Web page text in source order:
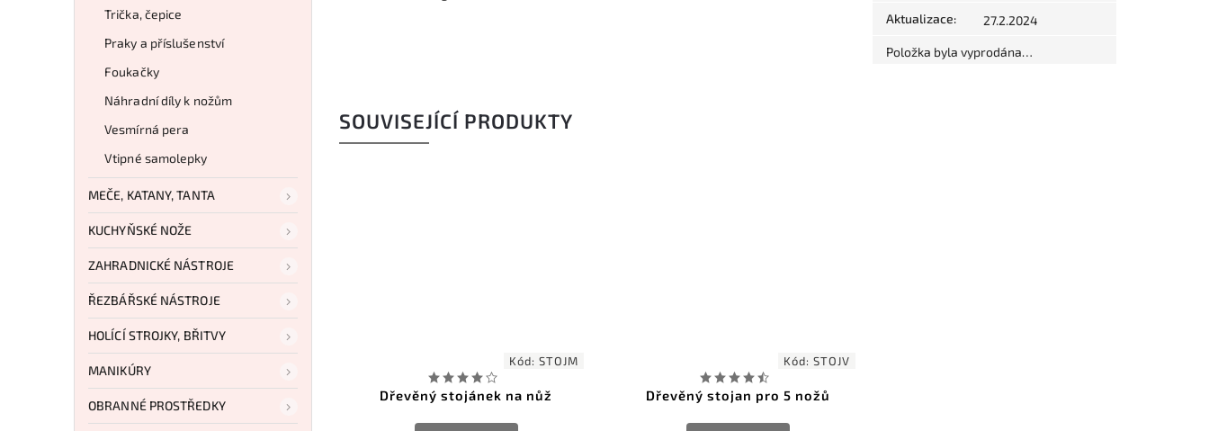
Trička, čepice
Praky a příslušenství
Foukačky
Náhradní díly k nožům
Vesmírná pera
Vtipné samolepky
MEČE, KATANY, TANTA
KUCHYŇSKÉ NOŽE
ZAHRADNICKÉ NÁSTROJE
ŘEZBÁŘSKÉ NÁSTROJE
HOLÍCÍ STROJKY, BŘITVY
MANIKÚRY
OBRANNÉ PROSTŘEDKY
Aktualizace: 27.2.2024
Položka byla vyprodána…
SOUVISEJÍCÍ PRODUKTY
Kód: STOJM
Dřevěný stojánek na nůž
Kód: STOJV
Dřevěný stojan pro 5 nožů